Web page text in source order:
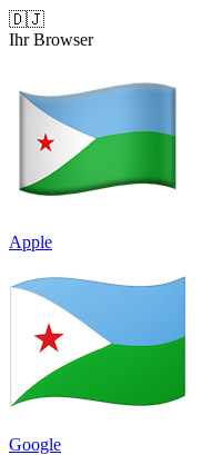
🇩🇯
Ihr Browser
Apple
Google